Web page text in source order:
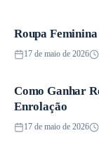
Promoções
Roupa
17 de maio de 2026
Promoções
Como Ganhar
Enrolação
17 de maio de 2026